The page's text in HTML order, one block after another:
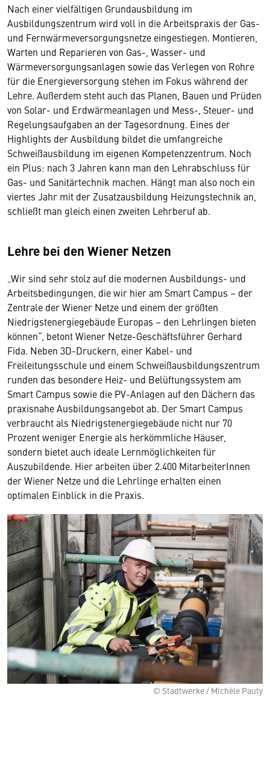
Nach einer vielfältigen Grundausbildung im
Ausbildungszentrum wird voll in die Arbeitspraxis der Gas-
und Fernwärmeversorgungsnetze eingestiegen. Montieren,
Warten und Reparieren von Gas-, Wasser- und
Wärmeversorgungsanlagen sowie das Verlegen von Rohre
für die Energieversorgung stehen im Fokus während der
Lehre. Außerdem steht auch das Planen, Bauen und Prüden
von Solar- und Erdwärmeanlagen und Mess-, Steuer- und
Regelungsaufgaben an der Tagesordnung. Eines der
Highlights der Ausbildung bildet die umfangreiche
Schweißausbildung im eigenen Kompetenzzentrum. Noch
ein Plus: nach 3 Jahren kann man den Lehrabschluss für
Gas- und Sanitärtechnik machen. Hängt man also noch ein
viertes Jahr mit der Zusatzausbildung Heizungstechnik an,
schließt man gleich einen zweiten Lehrberuf ab.
Lehre bei den Wiener Netzen
„Wir sind sehr stolz auf die modernen Ausbildungs- und
Arbeitsbedingungen, die wir hier am Smart Campus – der
Zentrale der Wiener Netze und einem der größten
Niedrigstenergiegebäude Europas – den Lehrlingen bieten
können“, betont Wiener Netze-Geschäftsführer Gerhard
Fida. Neben 3D-Druckern, einer Kabel- und
Freileitungsschule und einem Schweißausbildungszentrum
runden das besondere Heiz- und Belüftungssystem am
Smart Campus sowie die PV-Anlagen auf den Dächern das
praxisnahe Ausbildungsangebot ab. Der Smart Campus
verbraucht als Niedrigstenergiegebäude nicht nur 70
Prozent weniger Energie als herkömmliche Häuser,
sondern bietet auch ideale Lernmöglichkeiten für
Auszubildende. Hier arbeiten über 2.400 MitarbeiterInnen
der Wiener Netze und die Lehrlinge erhalten einen
optimalen Einblick in die Praxis.
© Stadtwerke / Michèle Pauty